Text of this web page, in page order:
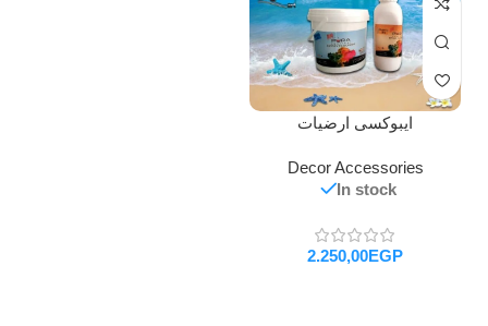
ايبوكسى ارضيات
Decor Accessories
In stock
EGP